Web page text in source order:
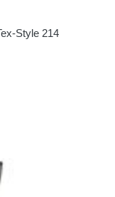
Style 214